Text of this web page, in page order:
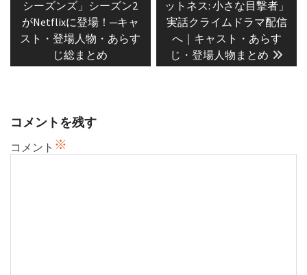
ビ
ゲ
ン
post:
シーズンズ」シーズン2
がNetflixに登場！─キャ
スト・登場人物・あらす
じ総まとめ
post:
ットネス: 小さな目撃者」
実話クライムドラマ配信
へ｜キャスト・あらす
じ・登場人物まとめ
コメントを残す
コメント ※